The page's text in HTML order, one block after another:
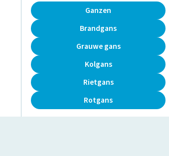
Ganzen
Brandgans
Grauwe gans
Kolgans
Rietgans
Rotgans